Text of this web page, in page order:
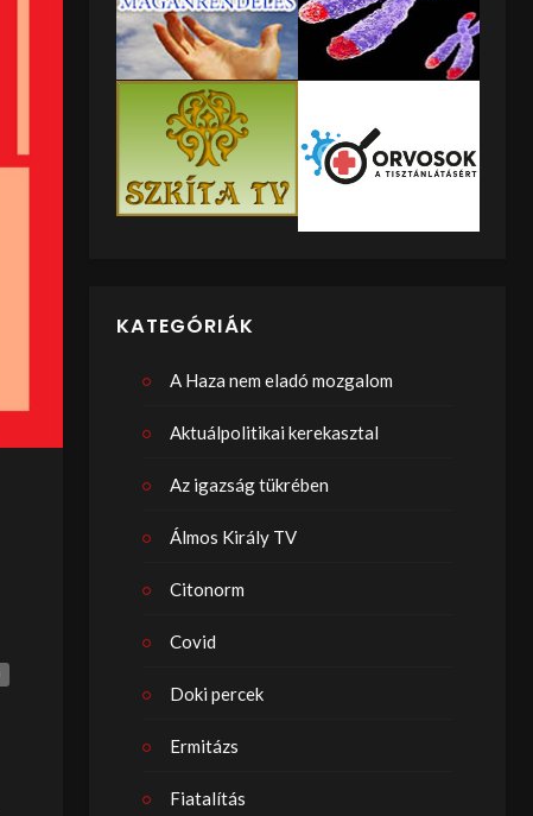
KATEGÓRIÁK
A Haza nem eladó mozgalom
Aktuálpolitikai kerekasztal
Az igazság tükrében
Álmos Király TV
Citonorm
Covid
Doki percek
Ermitázs
Fiatalítás